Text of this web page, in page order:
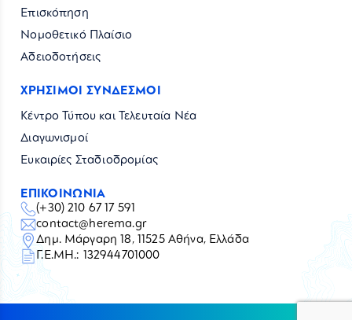
Επισκόπηση
Νομοθετικό Πλαίσιο
Αδειοδοτήσεις
ΧΡΗΣΙΜΟΙ ΣΥΝΔΕΣΜΟΙ
Κέντρο Τύπου και Τελευταία Νέα
Διαγωνισμοί
Ευκαιρίες Σταδιοδρομίας
ΕΠΙΚΟΙΝΩΝΙΑ
(+30) 210 67 17 591
contact@herema.gr
Δημ. Μάργαρη 18, 11525 Αθήνα, Ελλάδα
Γ.Ε.ΜΗ.: 132944701000